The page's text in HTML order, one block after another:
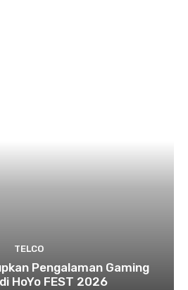
TELCO
Pengalaman Gaming
HoYo FEST 2026